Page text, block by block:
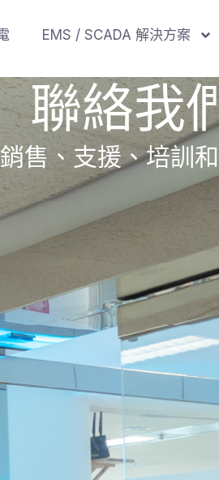
EMS / SCADA 解決方案
聯絡我
售、支援、培訓